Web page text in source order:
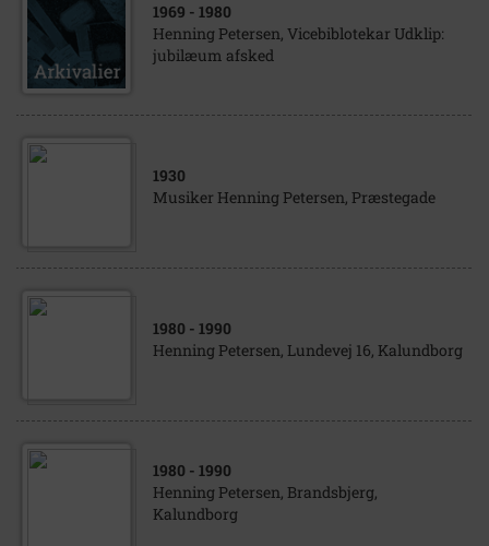
1969 - 1980
Henning Petersen, Vicebiblotekar Udklip:
jubilæum afsked
1930
Musiker Henning Petersen, Præstegade
1980 - 1990
Henning Petersen, Lundevej 16, Kalundborg
1980 - 1990
Henning Petersen, Brandsbjerg,
Kalundborg